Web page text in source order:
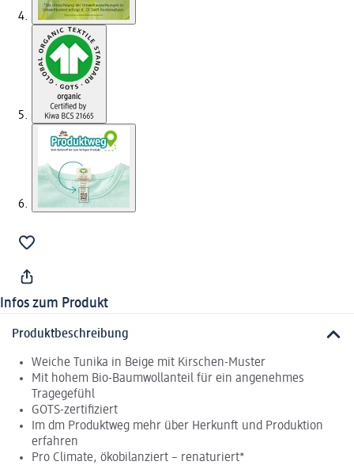
Infos zum Produkt
Produktbeschreibung
Weiche Tunika in Beige mit Kirschen-Muster
Mit hohem Bio-Baumwollanteil für ein angenehmes
Tragegefühl
GOTS-zertifiziert
Im dm Produktweg mehr über Herkunft und Produktion
erfahren
Pro Climate, ökobilanziert – renaturiert*